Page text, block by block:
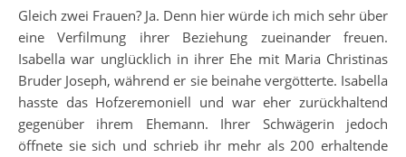
Gleich zwei Frauen? Ja. Denn hier würde ich mich sehr über
eine Verfilmung ihrer Beziehung zueinander freuen.
Isabella war unglücklich in ihrer Ehe mit Maria Christinas
Bruder Joseph, während er sie beinahe vergötterte. Isabella
hasste das Hofzeremoniell und war eher zurückhaltend
gegenüber ihrem Ehemann. Ihrer Schwägerin jedoch
öffnete sie sich und schrieb ihr mehr als 200 erhaltende